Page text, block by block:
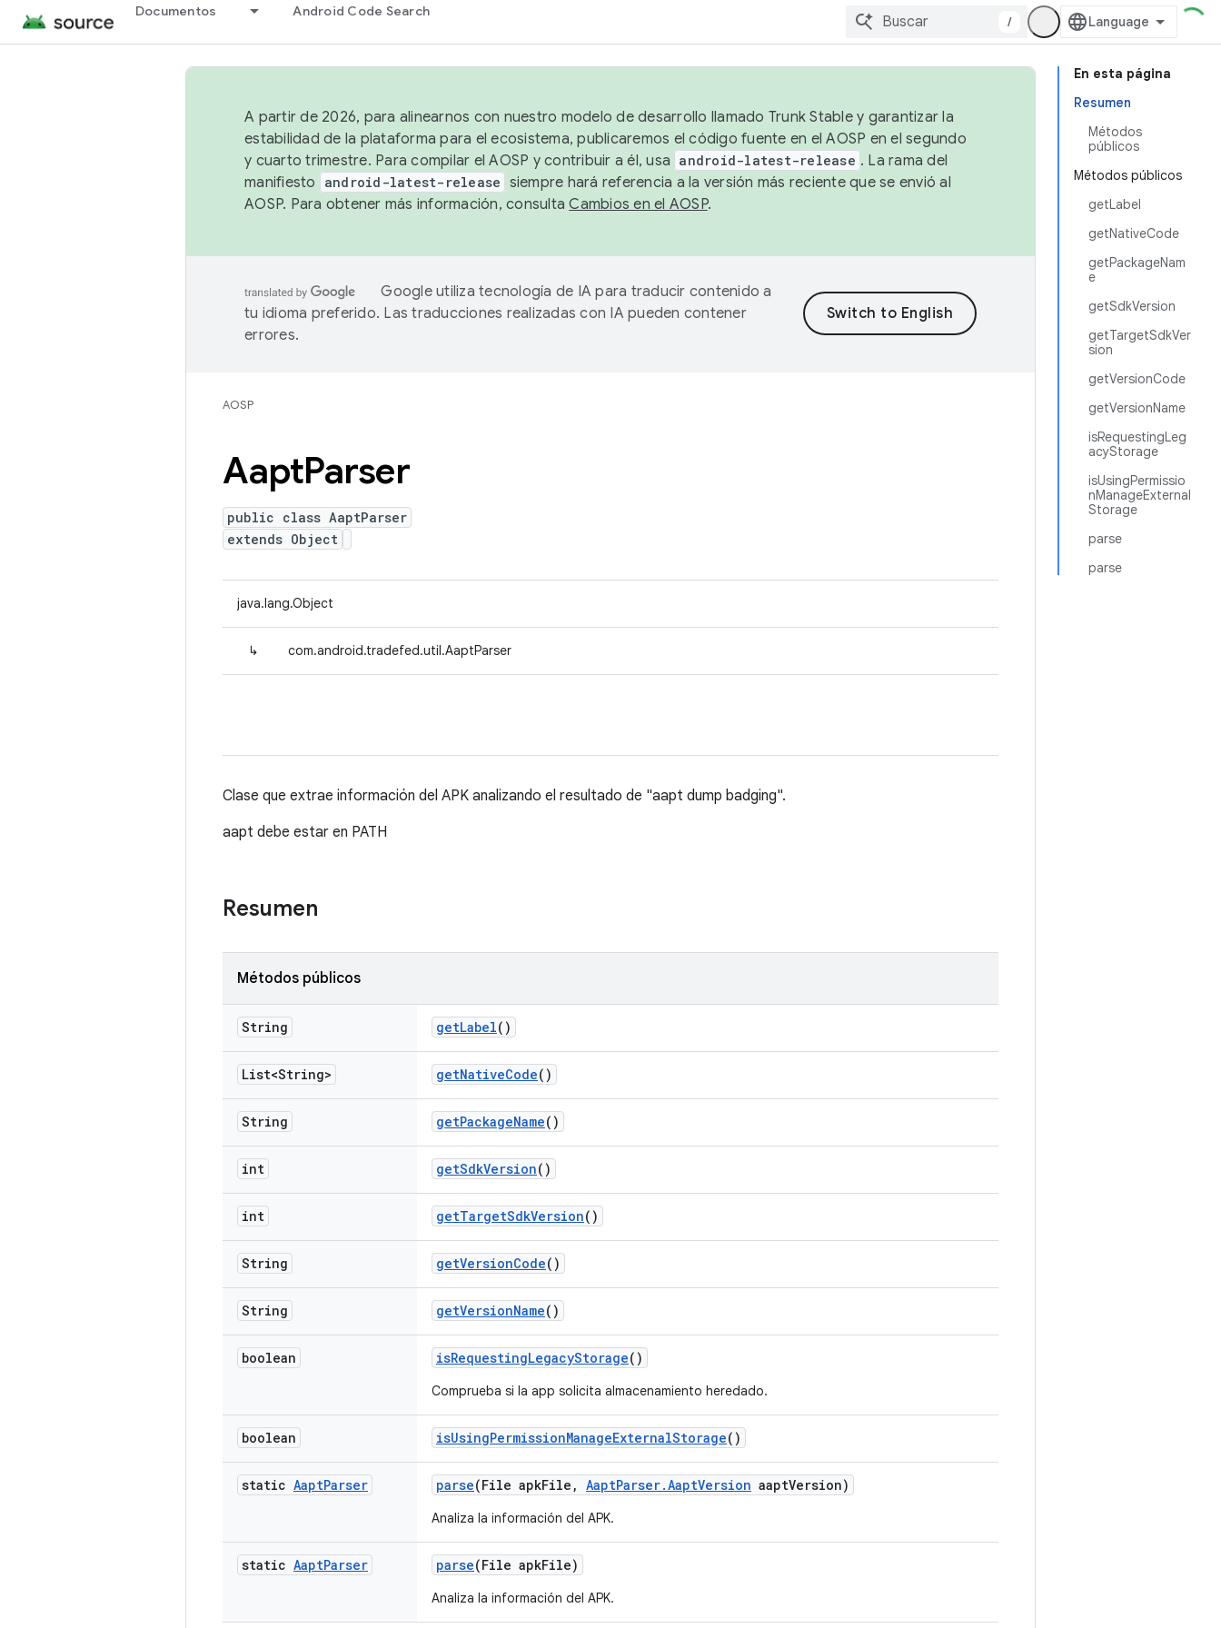
Documentos Android Code Search
/
En esta página
Resumen
Métodos
públicos
Métodos públicos
getLabel
getNativeCode
getPackageNam
e
getSdkVersion
getTargetSdkVer
sion
getVersionCode
getVersionName
isRequestingLeg
acyStorage
isUsingPermissio
nManageExternal
Storage
parse
parse
A partir de 2026, para alinearnos con nuestro modelo de desarrollo llamado Trunk Stable y garantizar la
estabilidad de la plataforma para el ecosistema, publicaremos el código fuente en el AOSP en el segundo
y cuarto trimestre. Para compilar el AOSP y contribuir a él, usa android-latest-release . La rama del
manifiesto
android-latest-release siempre hará referencia a la versión más reciente que se envió al
AOSP. Para obtener más información, consultaCambios en el AOSP.
Google utiliza tecnología de IA para traducir contenido a
tu idioma preferido. Las traducciones realizadas con IA pueden contener
errores.
AOSP
AaptParser
public class AaptParser
extends Object
java.lang.Object
↳ com.android.tradefed.util.AaptParser
Clase que extrae información del APK analizando el resultado de "aapt dump badging".
aapt debe estar en PATH
Resumen
Métodos públicos
String getLabel()
List<String> getNativeCode()
String getPackageName()
int getSdkVersion()
int getTargetSdkVersion()
String getVersionCode()
String getVersionName()
boolean isRequestingLegacyStorage()
Comprueba si la app solicita almacenamiento heredado.
boolean isUsingPermissionManageExternalStorage()
static AaptParser parse(File apkFile , AaptParser.AaptVersion aaptVersion)
Analiza la información del APK.
static AaptParser parse(File apkFile)
Analiza la información del APK.